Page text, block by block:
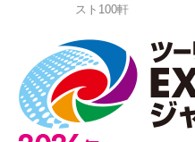
スト100軒